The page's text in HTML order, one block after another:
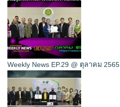
Weekly News EP.29 @ ตุลาคม 2565